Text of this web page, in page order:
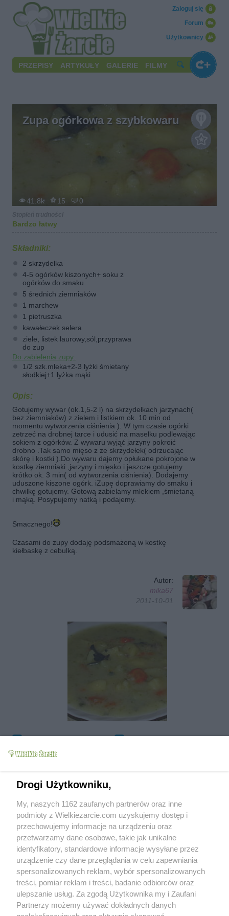
Użytkownicy
Forum
Zaloguj się
PRZEPISY ARTYKUŁY GALERIE FILMY
Zupa ogórkowa z szybkowaru
41.8k 15 0
Bardzo łatwy
Składniki:
2 skrzydełka
4-5 ogórków kiszonych+ soku z
ogórków do smaku
5 średnich ziemniaków
1 marchew
1 pietruszka
kawałeczek selera
ziele, listek laurowy,sól,przyprawa
do zup
Do zabielenia zupy:
1/2 szk.mleka+2-3 łyżki śmietany
słodkiej+1 łyżka mąki
Opis:
Gotujemy wywar (ok.1,5-2 l) na skrzydełkach jarzynach(
bez ziemniaków) z zielem i listkiem ok. 10 min od
momentu wytworzenia ciśnienia ). W tym czasie ogórki
zetrzeć na drobnej tarce i udusić na masełku podlewając
sokiem z ogórków. Z wywaru wyjąć jarzyny pokroić
drobno .Tak samo mięso z ze skrzydełek( odrzucając
skórę i kostki ).Do wywaru dajemy opłukane pokrojone w
kostkę ziemniaki ,jarzyny i mięsko i jeszcze gotujemy
krótko ok. 3 min( od wytworzenia ciśnienia). Dodajemy
uduszone kiszone ogórk. iZupę doprawiamy do smaku i
chwilkę gotujemy. Gotową zabielamy mlekiem ,śmietaną
i mąką. Posypujemy natką i podajemy.
Smacznego!
Czasami do zupy dodaję podsmażoną w kostkę
kiełbaskę z cebulką.
Autor:
mika67
2011-10-01
Oznacz jako wypróbowany
Grupy: Z szybkowaru Zupy
Zupy na mięsie
Drogi Użytkowniku,
My, naszych 1162 zaufanych partnerów oraz inne
podmioty z Wielkiezarcie.com uzyskujemy dostęp i
przechowujemy informacje na urządzeniu oraz
przetwarzamy dane osobowe, takie jak unikalne
identyfikatory, standardowe informacje wysyłane przez
urządzenie czy dane przeglądania w celu zapewniania
spersonalizowanych reklam, wybór spersonalizowanych
treści, pomiar reklam i treści, badanie odbiorców oraz
ulepszanie usług. Za zgodą Użytkownika my i Zaufani
Partnerzy możemy używać dokładnych danych